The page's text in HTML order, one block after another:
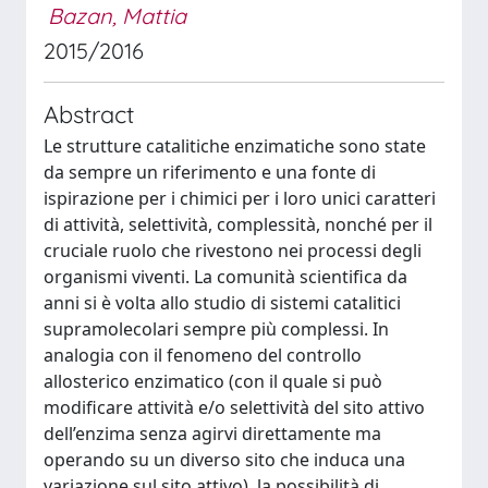
Bazan, Mattia
2015/2016
Abstract
Le strutture catalitiche enzimatiche sono state
da sempre un riferimento e una fonte di
ispirazione per i chimici per i loro unici caratteri
di attività, selettività, complessità, nonché per il
cruciale ruolo che rivestono nei processi degli
organismi viventi. La comunità scientifica da
anni si è volta allo studio di sistemi catalitici
supramolecolari sempre più complessi. In
analogia con il fenomeno del controllo
allosterico enzimatico (con il quale si può
modificare attività e/o selettività del sito attivo
dell’enzima senza agirvi direttamente ma
operando su un diverso sito che induca una